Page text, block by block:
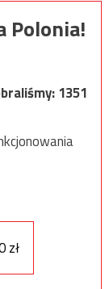
Polonia!
1351
zł